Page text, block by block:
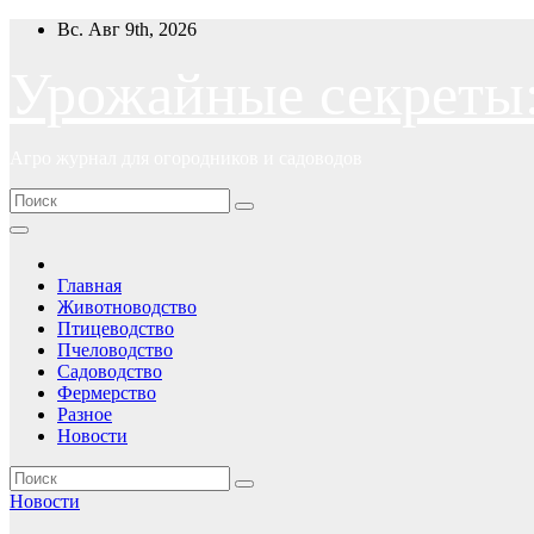
ПерейтиВс. Авг 9th, 2026
Главная
Животноводство
Птицеводство
Пчеловодство
Садоводство
Фермерство
Разное
Новости
Новости